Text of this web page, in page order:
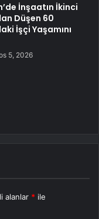
İnşaatın İkinci
Düşen 60
İşçi Yaşamını
5, 2026
alanlar * ile